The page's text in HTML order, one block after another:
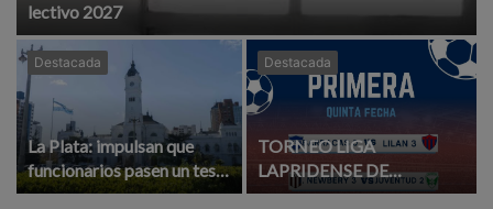
lectivo 2027
Destacada
La Plata: impulsan que
funcionarios pasen un test
de aptitud para ejercer el
Destacada
TORNEO LIGA
LAPRIDENSE DE
FUTBOL: RESULTADOS Y